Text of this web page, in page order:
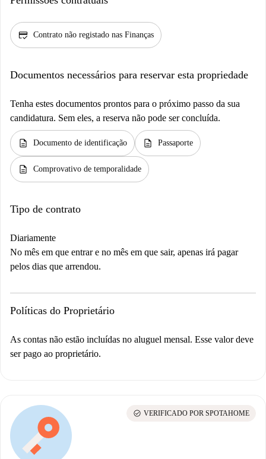
credit_score Contrato não registado nas Finanças
Documentos necessários para reservar esta propriedade
Tenha estes documentos prontos para o próximo passo da sua
candidatura. Sem eles, a reserva não pode ser concluída.
description Documento de identificação description Passaporte
description Comprovativo de temporalidade
Tipo de contrato
Diariamente
No mês em que entrar e no mês em que sair, apenas irá pagar
pelos dias que arrendou.
Políticas do Proprietário
As contas não estão incluídas no aluguel mensal. Esse valor deve
ser pago ao proprietário.
check_circle VERIFICADO POR SPOTAHOME